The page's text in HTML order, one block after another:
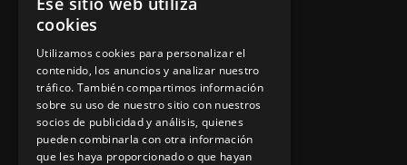
Política de privacidad
Aviso legal
App Zine Hostelería
cookies
Utilizamos cookies para personalizar el
contenido, los anuncios y analizar nuestro
tráfico. También compartimos información
sobre su uso de nuestro sitio con nuestros
socios de publicidad y análisis, quienes
pueden combinarla con otra información
que les haya proporcionado o que hayan